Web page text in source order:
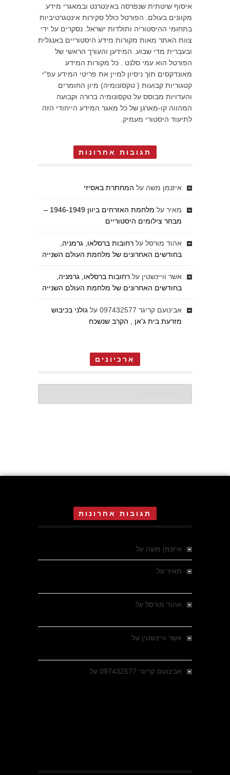
איסוף שיטתית שנפרסה באינטרנט ובמאגרי מידע
מקוונים בעולם. הפורטל כולל סקירות אינטגרטיביות
בתחומי ההיסטוריה ותולדות ישראל. נסקרים על ידי
צוות האתר מאות מקורות מידע היסטוריים באנגלית
ובעברית מדי שבוע. המידען והעורך הראשי של
הפורטל הוא עמי סלנט . כל מקורות המידע
מאונדקסים תוך ניסיון למיין את פריטי המידע עפ"י
קטגוריות קבועות ( טקסונומיה) מיון החומרים
והעדויות מבוסס על טקסונומיה ברורה וקבועה
המהווה קו-מארגן של כל מאגר המידע הייחודי הזה
לתיעוד היסטורי מעמיק.
תגובות אחרונות
איזנמן משה על המחתרת באסיזי
מאיר על
מלחמת האזרחים ביוון 1946-1949 –
מבחר צילומים היסטוריים
אהוד מורסל על רחובות ברסלאו, גרמניה,
בחודשים האחרונים של מלחמת העולם השנייה
אשר וויינשטין על רחובות ברסלאו, גרמניה,
בחודשים האחרונים של מלחמת העולם השנייה
אבינועם קריגר 097432577 על גולני בכיבוש
מזרעת בית ג'אן , הקרב שנשכח
ארכיונים
תגובות אחרונות
איזנמן משה על
מאיר על
אהוד מורסל על
אשר וויינשטין על
אבינועם קריגר 097432577 על